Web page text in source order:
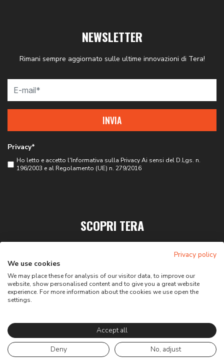
NEWSLETTER
Rimani sempre aggiornato sulle ultime innovazioni di Tera!
INVIA
Privacy*
Ho letto e accetto l'Informativa sulla PrivacyAi sensi del D.Lgs. n.
196/2003 e al Regolamento (UE) n. 279/2016
SCOPRI TERA
Web agency:
Privacy policy
We use cookies
We may place these for analysis of our visitor data, to improve our
website, show personalised content and to give you a great website
experience. For more information about the cookies we use open the
settings.
Accept all
Deny
No, adjust